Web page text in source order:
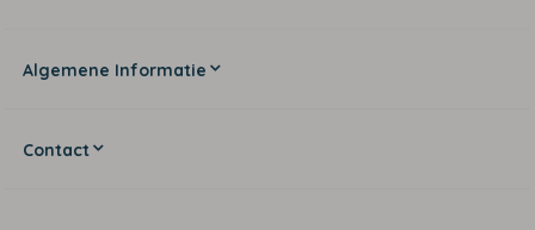
Algemene Informatie
Contact